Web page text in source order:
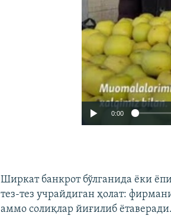
0:00
Ширкат банкрот бўлганида ёки
тез-тез учрайдиган ҳолат:
аммо солиқлар йиғилиб ётаверади.